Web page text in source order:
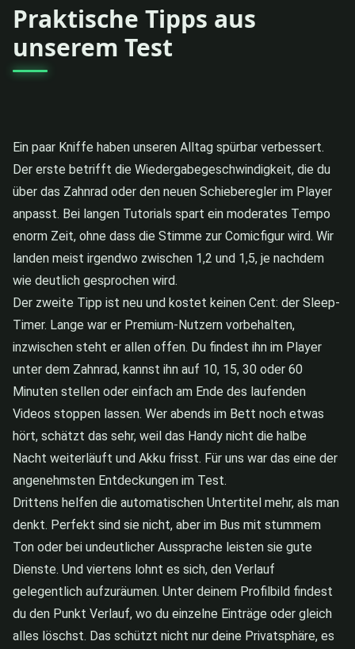
Praktische Tipps aus
unserem Test
Ein paar Kniffe haben unseren Alltag spürbar verbessert.
Der erste betrifft die Wiedergabegeschwindigkeit, die du
über das Zahnrad oder den neuen Schieberegler im Player
anpasst. Bei langen Tutorials spart ein moderates Tempo
enorm Zeit, ohne dass die Stimme zur Comicfigur wird. Wir
landen meist irgendwo zwischen 1,2 und 1,5, je nachdem
wie deutlich gesprochen wird.
Der zweite Tipp ist neu und kostet keinen Cent: der Sleep-
Timer. Lange war er Premium-Nutzern vorbehalten,
inzwischen steht er allen offen. Du findest ihn im Player
unter dem Zahnrad, kannst ihn auf 10, 15, 30 oder 60
Minuten stellen oder einfach am Ende des laufenden
Videos stoppen lassen. Wer abends im Bett noch etwas
hört, schätzt das sehr, weil das Handy nicht die halbe
Nacht weiterläuft und Akku frisst. Für uns war das eine der
angenehmsten Entdeckungen im Test.
Drittens helfen die automatischen Untertitel mehr, als man
denkt. Perfekt sind sie nicht, aber im Bus mit stummem
Ton oder bei undeutlicher Aussprache leisten sie gute
Dienste. Und viertens lohnt es sich, den Verlauf
gelegentlich aufzuräumen. Unter deinem Profilbild findest
du den Punkt Verlauf, wo du einzelne Einträge oder gleich
alles löschst. Das schützt nicht nur deine Privatsphäre, es